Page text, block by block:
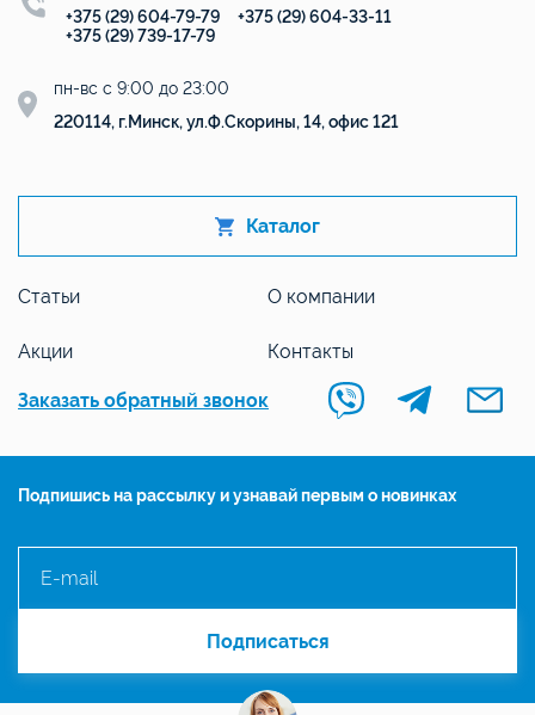
+375 (29) 604-79-79
+375 (29) 604-33-11
+375 (29) 739-17-79
пн-вс с 9:00 до 23:00
220114, г.Минск, ул.Ф.Скорины, 14, офис 121
Каталог
Статьи О компании
Акции Контакты
Заказать обратный звонок
Подпишись на рассылку и узнавай первым о новинках